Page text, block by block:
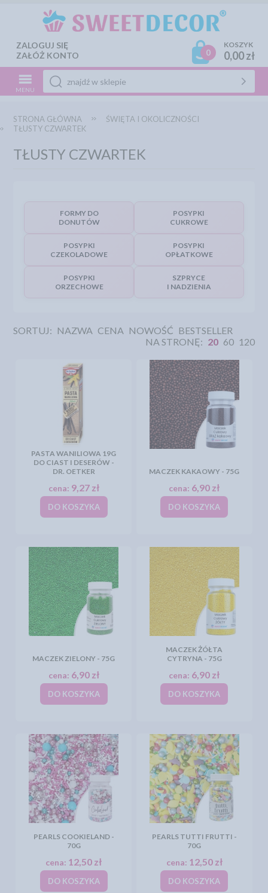
ZALOGUJ SIĘ
ZAŁÓŻ KONTO
0
KOSZYK
0,00 zł
MENU
STRONA GŁÓWNA
ŚWIĘTA I OKOLICZNOŚCI
TŁUSTY CZWARTEK
TŁUSTY CZWARTEK
FORMY DO
DONUTÓW
POSYPKI
CUKROWE
POSYPKI
CZEKOLADOWE
POSYPKI
OPŁATKOWE
POSYPKI
ORZECHOWE
SZPRYCE
I NADZIENIA
SORTUJ: NAZWA CENA NOWOŚĆ BESTSELLER
NA STRONĘ: 20 60 120
PASTA WANILIOWA 19G
DO CIAST I DESERÓW -
DR. OETKER
cena: 9,27 zł
DO KOSZYKA
MACZEK KAKAOWY - 75G
cena: 6,90 zł
DO KOSZYKA
MACZEK ZIELONY - 75G
cena: 6,90 zł
DO KOSZYKA
MACZEK ŻÓŁTA
CYTRYNA - 75G
cena: 6,90 zł
DO KOSZYKA
PEARLS COOKIELAND -
70G
cena: 12,50 zł
DO KOSZYKA
PEARLS TUTTI FRUTTI -
70G
cena: 12,50 zł
DO KOSZYKA